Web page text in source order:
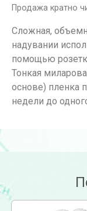
Продажа кратно
Сложная,
надувании
помощью
Тонкая
основе) пленка
недели до